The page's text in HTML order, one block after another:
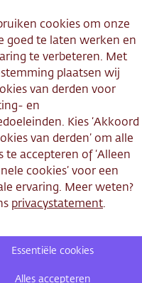
Handige links
Openingstijden
Algemene
voorwaarden
ondernemen
Cadeaubon
Zakelijke bestelling
cookies om onze
goed te laten werken en
te verbeteren. Met
plaatsen wij
van derden voor
en
Kies ‘Akkoord
van derden’ om alle
te accepteren of ‘Alleen
cookies’ voor een
ervaring. Meer weten?
privacystatement.
Essentiële cookies
Alles accepteren